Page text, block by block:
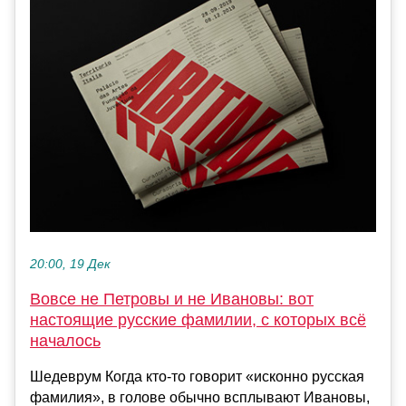
20:00, 19 Дек
Вовсе не Петровы и не Ивановы: вот
настоящие русские фамилии, с которых всё
началось
Шедеврум Когда кто-то говорит «исконно русская
фамилия», в голове обычно всплывают Ивановы,